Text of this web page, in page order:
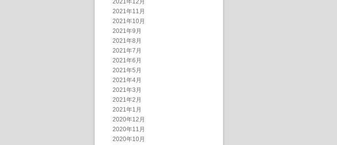
2021年12月
2021年11月
2021年10月
2021年9月
2021年8月
2021年7月
2021年6月
2021年5月
2021年4月
2021年3月
2021年2月
2021年1月
2020年12月
2020年11月
2020年10月